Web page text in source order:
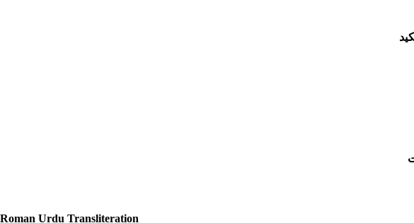
Roman Urdu Transliteration